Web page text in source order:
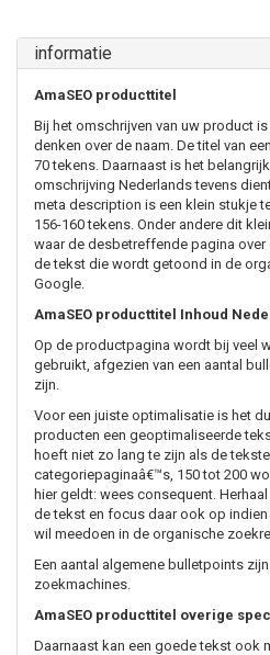
informatie
AmaSEO producttitel
Bij het omschrijven van uw product
denken over de naam. De titel van
70 tekens. Daarnaast is het
omschrijving Nederlands tevens
meta description is een klein stukje
156-160 tekens. Onder andere dit
waar de desbetreffende pagina
de tekst die wordt getoond in de
Google.
AmaSEO producttitel Inhoud
Op de productpagina wordt bij veel
gebruikt, afgezien van een aantal
zijn.
Voor een juiste optimalisatie is het
producten een geoptimaliseerde
hoeft niet zo lang te zijn als de
categoriepaginaâ€™s, 150 tot 200
hier geldt: wees consequent.
de tekst en focus daar ook op
wil meedoen in de organische
Een aantal algemene bulletpoints
zoekmachines.
AmaSEO producttitel overige
Daarnaast kan een goede tekst ook